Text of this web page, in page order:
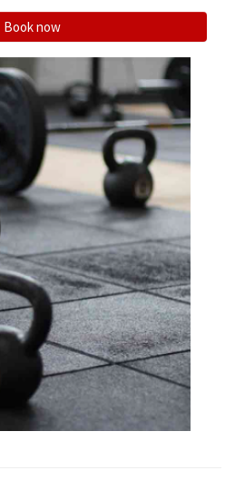
Book now